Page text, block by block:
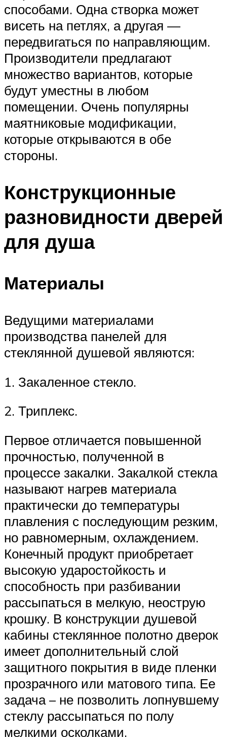
способами. Одна створка может
висеть на петлях, а другая —
передвигаться по направляющим.
Производители предлагают
множество вариантов, которые
будут уместны в любом
помещении. Очень популярны
маятниковые модификации,
которые открываются в обе
стороны.
Конструкционные
разновидности дверей
для душа
Материалы
Ведущими материалами
производства панелей для
стеклянной душевой являются:
1. Закаленное стекло.
2. Триплекс.
Первое отличается повышенной
прочностью, полученной в
процессе закалки. Закалкой стекла
называют нагрев материала
практически до температуры
плавления с последующим резким,
но равномерным, охлаждением.
Конечный продукт приобретает
высокую ударостойкость и
способность при разбивании
рассыпаться в мелкую, неострую
крошку. В конструкции душевой
кабины стеклянное полотно дверок
имеет дополнительный слой
защитного покрытия в виде пленки
прозрачного или матового типа. Ее
задача – не позволить лопнувшему
стеклу рассыпаться по полу
мелкими осколками.